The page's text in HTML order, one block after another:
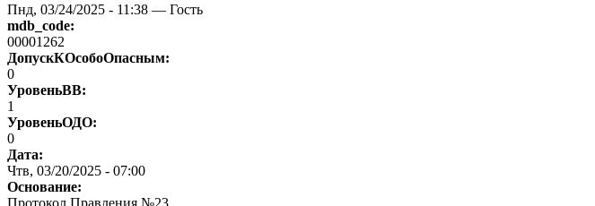
Пнд, 03/24/2025 - 11:38 — Гость
mdb_code:
00001262
ДопускКОсобоОпасным:
0
УровеньВВ:
1
УровеньОДО:
0
Дата:
Чтв, 03/20/2025 - 07:00
Основание:
Протокол Правления №23